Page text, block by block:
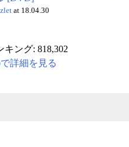
at 18.04.30
ング: 818,302
詳細を見る